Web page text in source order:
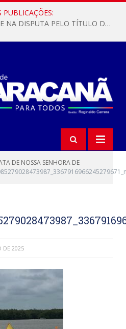
MARACANÃ SAI NA FRENTE NA DISPUTA PELO TÍTULO DA COPA PARÁ SUB-17!
DE NOSSA SENHORA DE
DE 2025